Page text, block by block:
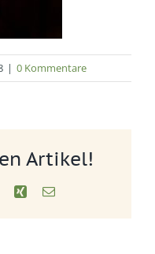
| 0 Kommentare
Artikel!
WhatsApp
Xing E-